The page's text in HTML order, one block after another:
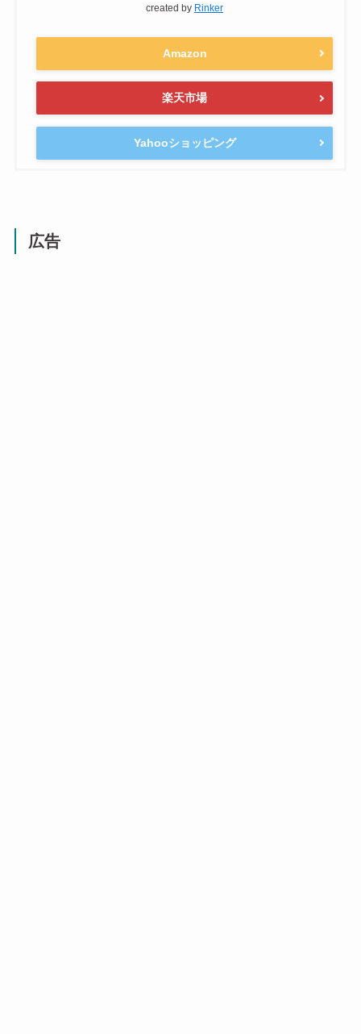
created by Rinker
Amazon
楽天市場
Yahooショッピング
広告